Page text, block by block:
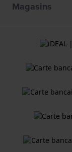
Magasins